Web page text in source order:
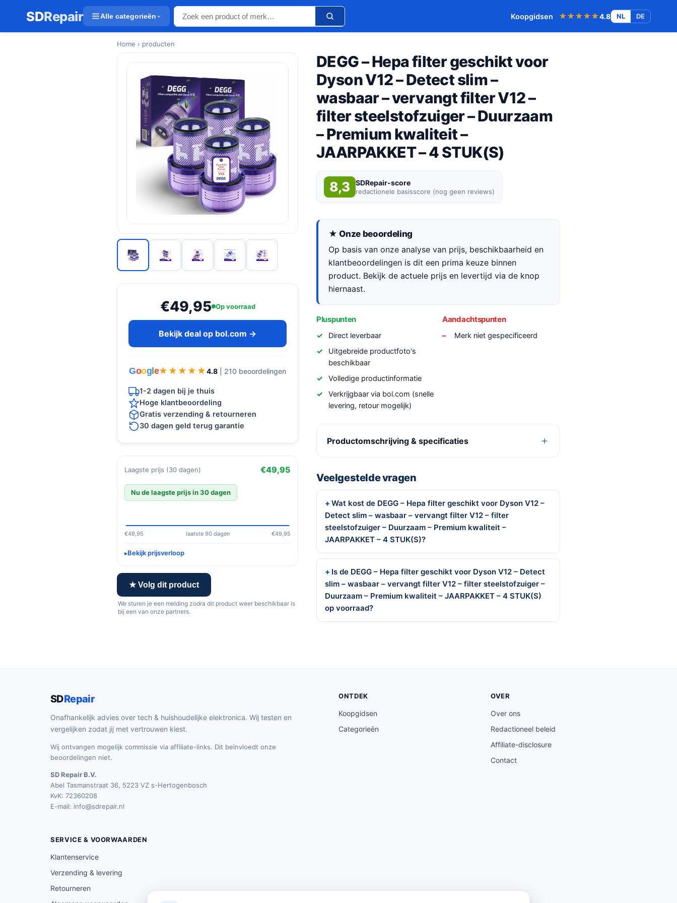
SDRepair Alle categorieën Koopgidsen ★★★★★
★★★★★4.8 NL DE
Home › producten
€49,95 Op voorraad
Bekijk deal op bol.com →
Goog e★★★★★
★★★★★ 4.8 | 210 beoordelingen
1-2 dagen bij je thuis
Hoge klantbeoordeling
Gratis verzending & retourneren
30 dagen geld terug garantie
Laagste prijs (30 dagen) €49,95
Nu de laagste prijs in 30 dagen
€49,95 laatste 90 dagen €49,95
Bekijk prijsverloop
★ Volg dit product
We sturen je een melding zodra dit product weer beschikbaar is
bij een van onze partners.
DEGG – Hepa filter geschikt voor
Dyson V12 – Detect slim –
wasbaar – vervangt filter V12 –
filter steelstofzuiger – Duurzaam
– Premium kwaliteit –
JAARPAKKET – 4 STUK(S)
8,3 SDRepair-score
redactionele basisscore (nog geen reviews)
★ Onze beoordeling
Op basis van onze analyse van prijs, beschikbaarheid en
klantbeoordelingen is dit een prima keuze binnen
product. Bekijk de actuele prijs en levertijd via de knop
hiernaast.
Pluspunten
Direct leverbaar
Uitgebreide productfoto's
beschikbaar
Volledige productinformatie
Verkrijgbaar via bol.com (snelle
levering, retour mogelijk)
Aandachtspunten
Merk niet gespecificeerd
Productomschrijving & specificaties
Veelgestelde vragen
Wat kost de DEGG – Hepa filter geschikt voor Dyson V12 –
Detect slim – wasbaar – vervangt filter V12 – filter
steelstofzuiger – Duurzaam – Premium kwaliteit –
JAARPAKKET – 4 STUK(S)?
Is de DEGG – Hepa filter geschikt voor Dyson V12 – Detect
slim – wasbaar – vervangt filter V12 – filter steelstofzuiger –
Duurzaam – Premium kwaliteit – JAARPAKKET – 4 STUK(S)
op voorraad?
SDRepair
Onafhankelijk advies over tech & huishoudelijke elektronica. Wij testen en
vergelijken zodat jij met vertrouwen kiest.
Wij ontvangen mogelijk commissie via affiliate-links. Dit beïnvloedt onze
beoordelingen niet.
SD Repair B.V.
Abel Tasmanstraat 36, 5223 VZ s-Hertogenbosch
KvK: 72360208
E-mail: info@sdrepair.nl
ONTDEK
Koopgidsen
Categorieën
OVER
Over ons
Redactioneel beleid
Affiliate-disclosure
Contact
SERVICE & VOORWAARDEN
Klantenservice
Verzending & levering
Retourneren